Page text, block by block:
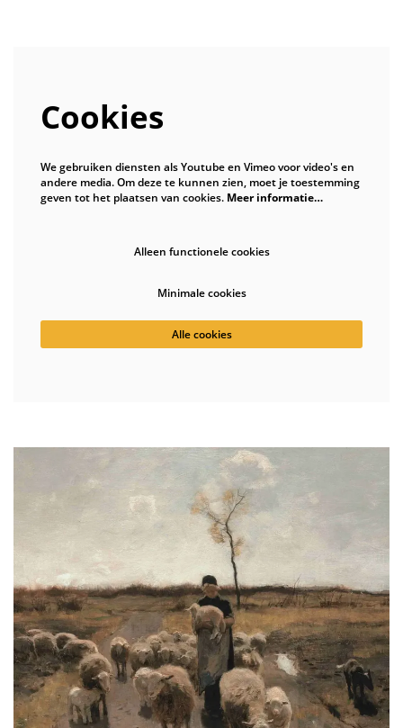
Cookies
We gebruiken diensten als Youtube en Vimeo voor video's en
andere media. Om deze te kunnen zien, moet je toestemming
geven tot het plaatsen van cookies. Meer informatie…
Alleen functionele cookies
Minimale cookies
Alle cookies